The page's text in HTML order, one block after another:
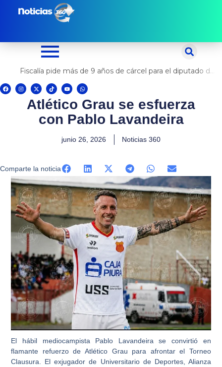
Fiscalía pide más de 9 años de cárcel para el diputado de oposición Harvey Colchado
F
a
c
I
n
s
X
-
t
w
i
T
i
k
t
o
Y
o
u
t
u
W
h
a
t
s
p
p
Atlético Grau se esfuerza
con Pablo Lavandeira
junio 26, 2026 Noticias 360
Comparte la noticia
El hábil mediocampista Pablo Lavandeira se convirtió en
flamante refuerzo de Atlético Grau para afrontar el Torneo
Clausura. El exjugador de Universitario de Deportes, Alianza